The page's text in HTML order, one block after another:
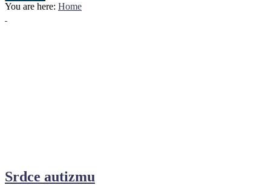
You are here: Home
Srdce autizmu